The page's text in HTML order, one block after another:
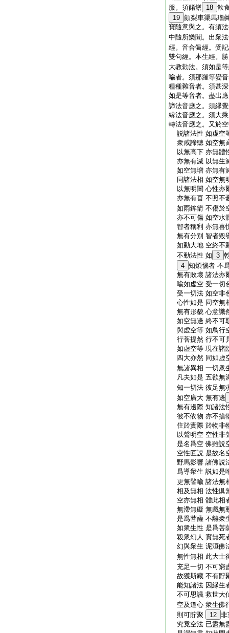
服。須餚饍 18 飮
19 頗梨車渠馬瑙
寶隨意與之。有須
中隨所樂聞。出衆
經。音合偈經。受
雙句經。本生經。
大教勅法。須如是
喩者。須那羅等變
種種雜音者。須甚
如是等音者。盡出
諦法音應之。須縁
縁法音應之。須大
轉法音應之。又於
説諸法性 如虚空
衆咸諦聽 如空無
以無高下 亦無體
亦無有滅 以無生
如空無増 亦無有
同諸法相 如空無
以無明闇 心性亦
亦無有喜 不照不
如雨鉾箭 不傷於
亦不可傷 如空水
智者稱利 亦無喜
無有分別 智者毀
如動大地 空終不
不動法性 如 3
4 知煩惱者 不
無有敗壞 諸法亦
喩如虚空 受一切
受一切法 如空非
心性如是 同空無
無有形貌 心意識
如空無邊 終不可
與虚空等 如鳥行
行菩提然 行不可
如虚空等 現在諸
四大亦然 同如虚
無諸異相 一切衆
凡夫如是 五欲無
知一切法 彼足無
如空廣大 無有邊
無有邊際 知諸法
彼不依物 亦不捨
住於實際 於物非
以聲明空 空性非
是名爲空 佛雖説
空性叵説 是故名
野馬影響 諸佛説
爲導衆生 説如是
更無譬喩 諸法無
相及無相 法性倶
空亦無相 體此相
無滯無礙 無戲無
是爲菩薩 不離衆
如衆生性 是爲菩
殺衆幻人 實無死
幻與衆生 泥洹佛
無性無相 此大士
充足一切 不可窮
故獲斯藏 不有貯
能知諸法 因縁生
不可思議 救世大
空及道心 衆生佛
則可貯聚
12 非
究竟空法 已盡無